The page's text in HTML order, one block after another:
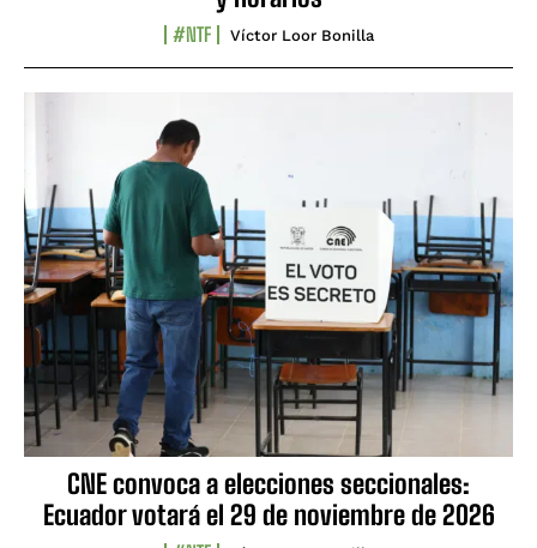
#NTF Víctor Loor Bonilla
CNE convoca a elecciones seccionales:
Ecuador votará el 29 de noviembre de 2026